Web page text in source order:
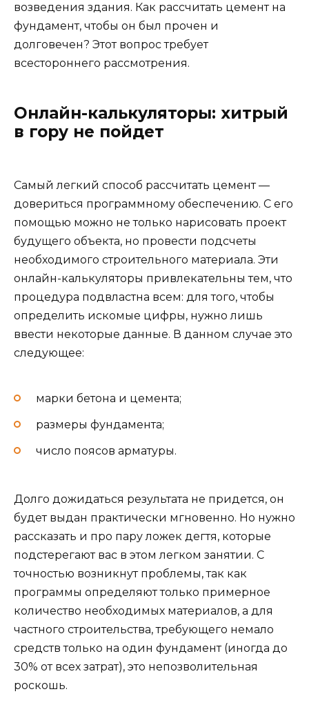
возведения здания. Как рассчитать цемент на
фундамент, чтобы он был прочен и
долговечен? Этот вопрос требует
всестороннего рассмотрения.
Онлайн-калькуляторы: хитрый
в гору не пойдет
Самый легкий способ рассчитать цемент —
довериться программному обеспечению. С его
помощью можно не только нарисовать проект
будущего объекта, но провести подсчеты
необходимого строительного материала. Эти
онлайн-калькуляторы привлекательны тем, что
процедура подвластна всем: для того, чтобы
определить искомые цифры, нужно лишь
ввести некоторые данные. В данном случае это
следующее:
марки бетона и цемента;
размеры фундамента;
число поясов арматуры.
Долго дожидаться результата не придется, он
будет выдан практически мгновенно. Но нужно
рассказать и про пару ложек дегтя, которые
подстерегают вас в этом легком занятии. С
точностью возникнут проблемы, так как
программы определяют только примерное
количество необходимых материалов, а для
частного строительства, требующего немало
средств только на один фундамент (иногда до
30% от всех затрат), это непозволительная
роскошь.